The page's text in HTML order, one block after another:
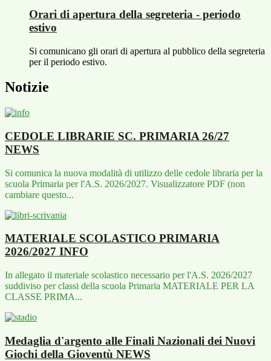
Orari di apertura della segreteria - periodo
estivo
Si comunicano gli orari di apertura al pubblico della segreteria
per il periodo estivo.
Notizie
CEDOLE LIBRARIE SC. PRIMARIA 26/27
NEWS
Si comunica la nuova modalità di utilizzo delle cedole libraria per la
scuola Primaria per l'A.S. 2026/2027. Visualizzatore PDF (non
cambiare questo...
MATERIALE SCOLASTICO PRIMARIA
2026/2027 INFO
In allegato il materiale scolastico necessario per l'A.S. 2026/2027
suddiviso per classi della scuola Primaria MATERIALE PER LA
CLASSE PRIMA...
Medaglia d'argento alle Finali Nazionali dei Nuovi
Giochi della Gioventù NEWS